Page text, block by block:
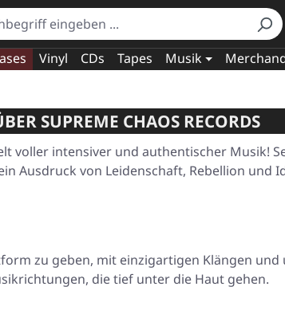
Vinyl CDs Tapes Musik
SUPREME CHAOS RECORDS
voller intensiver und authentischer Musik!
Ausdruck von Leidenschaft, Rebellion und
zu geben, mit einzigartigen Klängen
die tief unter die Haut gehen.